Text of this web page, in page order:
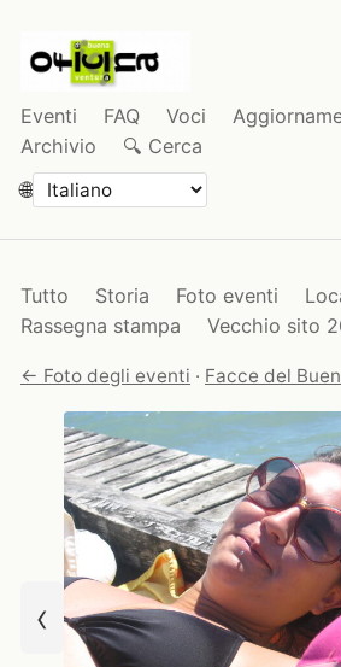
Eventi FAQ Voci
Archivio
🔍 Cerca
🌐
Tutto Storia Foto eventi
Rassegna stampa
Vecchio sito
← Foto degli eventi · Facce del
‹